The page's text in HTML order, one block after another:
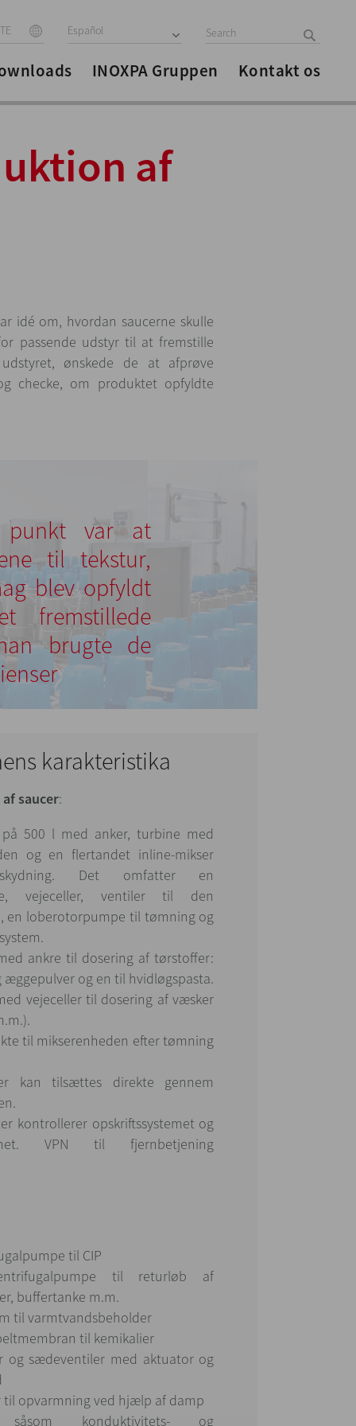
Español
INOXPA Gruppen Kontakt os
af
idé om, hvordan saucerne skulle
passende udstyr til at fremstille
ønskede de at afprøve
checke, om produktet opfyldte
punkt var at
til tekstur,
blev opfyldt
brugte de
karakteristika
saucer:
på 500 l med anker, turbine med
og en flertandet inline-mikser
Det omfatter en
vejeceller, ventiler til den
en loberotorpumpe til tømning og
ankre til dosering af tørstoffer:
og en til hvidløgspasta.
vejeceller til dosering af væsker
til mikserenheden efter tømning
kan tilsættes direkte gennem
kontrollerer opskriftssystemet og
VPN til fjernbetjening
til CIP
til returløb af
buffertanke m.m.
til varmtvandsbeholder
til kemikalier
og sædeventiler med aktuator og
til opvarmning ved hjælp af damp
såsom konduktivitets- og